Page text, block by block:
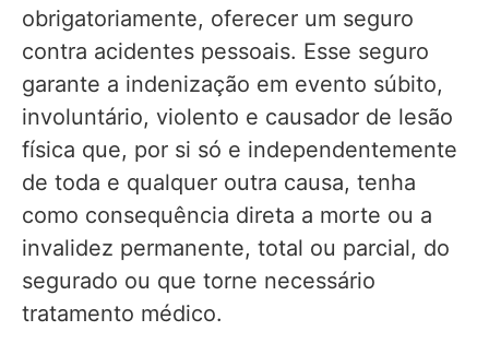
obrigatoriamente, oferecer um seguro
contra acidentes pessoais. Esse seguro
garante a indenização em evento súbito,
involuntário, violento e causador de lesão
física que, por si só e independentemente
de toda e qualquer outra causa, tenha
como consequência direta a morte ou a
invalidez permanente, total ou parcial, do
segurado ou que torne necessário
tratamento médico.